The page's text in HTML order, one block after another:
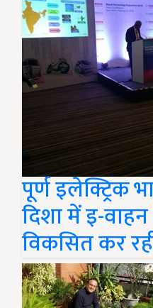
पूर्ण इलेक्ट्रिक
दिशा में इ-
विकसित कर